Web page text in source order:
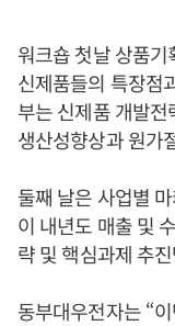
워크숍 첫날 상품
신제품들의 특장점
부는 신제품 개발
생산성향상과 원가
둘째 날은 사업별
이 내년도 매출 및
략 및 핵심과제 추
동부대우전자는 “